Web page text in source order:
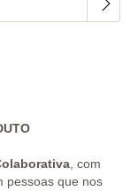
, com
pessoas que nos